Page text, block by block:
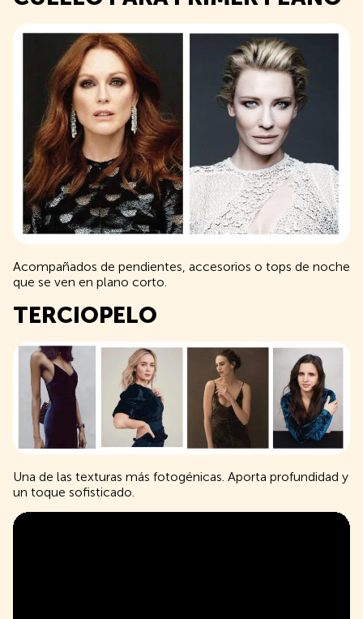
Acompañados de pendientes, accesorios o tops de noche
que se ven en plano corto.
TERCIOPELO
Una de las texturas más fotogénicas. Aporta profundidad y
un toque sofisticado.